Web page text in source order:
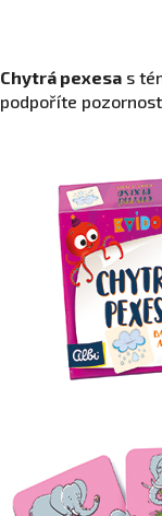
Chytrá pexesa s
podpoříte